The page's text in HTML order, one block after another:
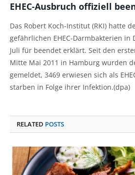
EHEC-Ausbruch offiziell
Das Robert Koch-Institut (RKI) hatte
gefährlichen EHEC-Darmbakterien in
Juli für beendet erklärt. Seit den
Mitte Mai 2011 in Hamburg wurden
gemeldet, 3469 erwiesen sich als
starben in Folge ihrer Infektion.(dpa)
RELATED POSTS